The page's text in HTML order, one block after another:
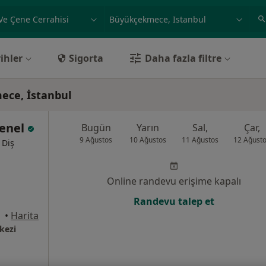
Sigorta Daha fazla filtre
İstanbul
• Harita
Bugün
9 Ağustos
Yarın
10 Ağustos
Sal,
11 Ağustos
Çar,
12
Online randevu erişime kapalı
Randevu talep et